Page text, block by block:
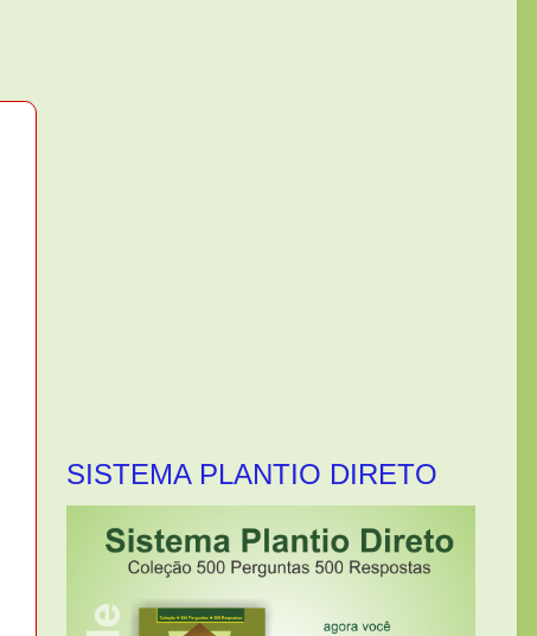
SISTEMA PLANTIO DIRETO